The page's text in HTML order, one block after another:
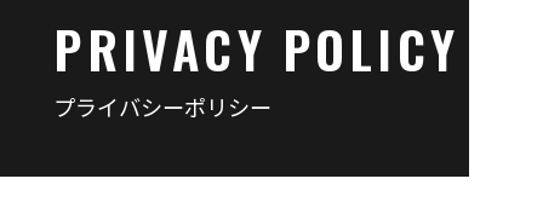
PRIVACY POLICY
プライバシーポリシー